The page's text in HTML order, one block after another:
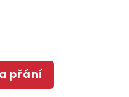
přání